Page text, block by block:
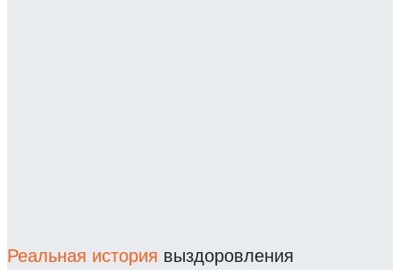
Реальная история выздоровления